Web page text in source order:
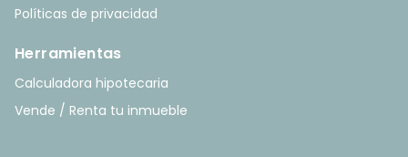
Políticas de privacidad
Herramientas
Calculadora hipotecaria
Vende / Renta tu inmueble